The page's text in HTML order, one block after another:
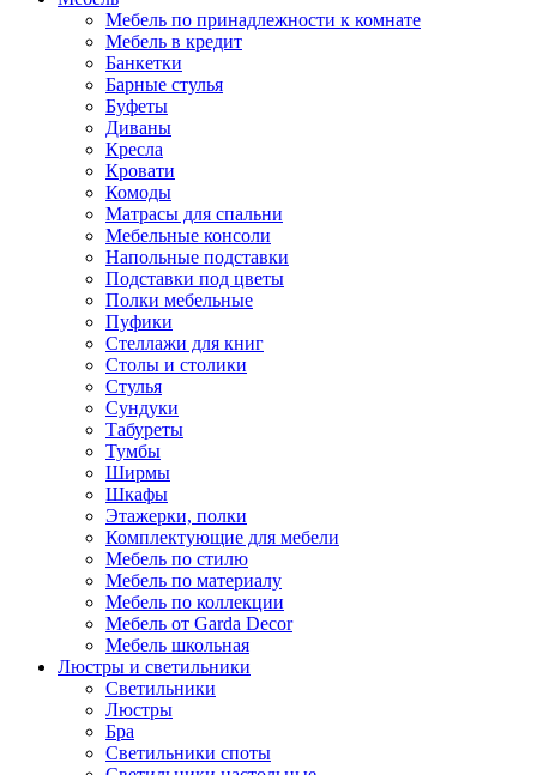
Мебель по принадлежности к комнате
Мебель в кредит
Банкетки
Барные стулья
Буфеты
Диваны
Кресла
Кровати
Комоды
Матрасы для спальни
Мебельные консоли
Напольные подставки
Подставки под цветы
Полки мебельные
Пуфики
Стеллажи для книг
Столы и столики
Стулья
Сундуки
Табуреты
Тумбы
Ширмы
Шкафы
Этажерки, полки
Комплектующие для мебели
Мебель по стилю
Мебель по материалу
Мебель по коллекции
Мебель от Garda Decor
Мебель школьная
Люстры и светильники
Светильники
Люстры
Бра
Светильники споты